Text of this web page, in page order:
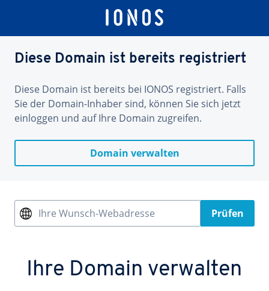
Diese Domain ist bereits registriert
Diese Domain ist bereits bei IONOS registriert. Falls
Sie der Domain-Inhaber sind, können Sie sich jetzt
einloggen und auf Ihre Domain zugreifen.
Domain verwalten
Ihre Wunsch-Webadresse Prüfen
Ihre Domain verwalten